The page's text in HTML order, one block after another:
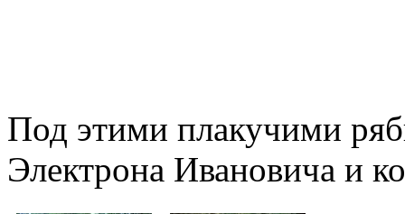
Под этими плакучими
Электрона Ивановича и